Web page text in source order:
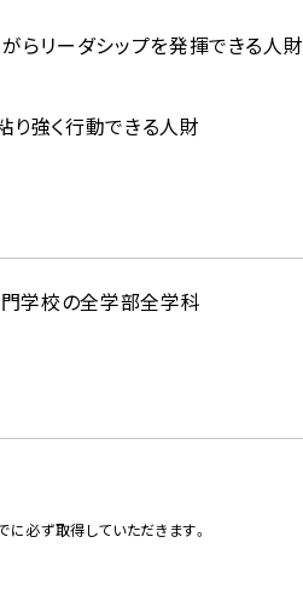
らリーダシップを発揮できる人財
強く行動できる人財
門学校の全学部全学科
必ず取得していただきます。